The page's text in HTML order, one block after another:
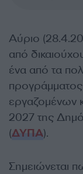
Αύριο
από
ένα από τα
προγράμματος
εργαζομένων
2027 της
(ΔΥΠΑ).
Σημειώνεται